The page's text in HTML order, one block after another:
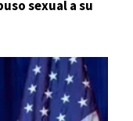
sexual a su